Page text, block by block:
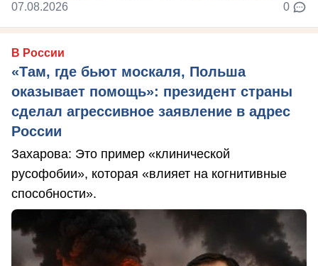
07.08.2026 0
В России
«Там, где бьют москаля, Польша
оказывает помощь»: президент страны
сделал агрессивное заявление в адрес
России
Захарова: Это пример «клинической
русофобии», которая «влияет на когнитивные
способности».